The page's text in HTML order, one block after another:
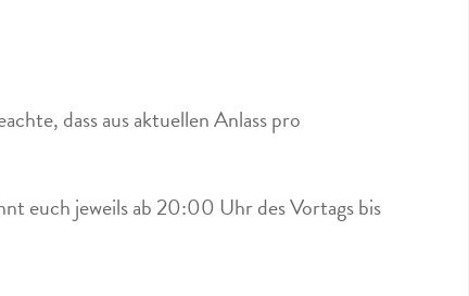
dass aus aktuellen Anlass pro
euch jeweils ab 20:00 Uhr des Vortags bis